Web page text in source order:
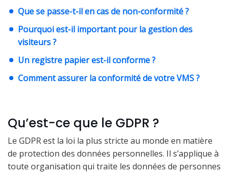
Que se passe-t-il en cas de non-conformité ?
Pourquoi est-il important pour la gestion des
visiteurs ?
Un registre papier est-il conforme ?
Comment assurer la conformité de votre VMS ?
Qu’est-ce que le GDPR ?
Le GDPR est la loi la plus stricte au monde en matière
de protection des données personnelles. Il s’applique à
toute organisation qui traite les données de personnes